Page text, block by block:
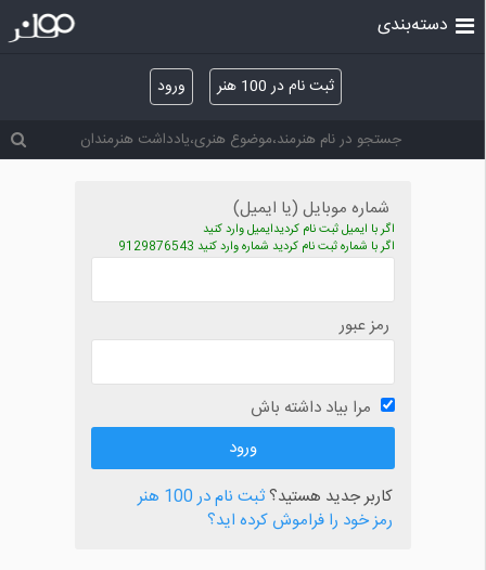
ثبت نام در 100 هنر ورود
دسته‌بندی
شماره موبایل (یا ایمیل)
اگر با ایمیل ثبت نام کردیدایمیل وارد کنید
اگر با شماره ثبت نام کردید شماره وارد کنید 9129876543
رمز عبور
مرا بیاد داشته باش
کاربر جدید هستید؟ثبت نام در 100 هنر
رمز خود را فراموش کرده اید؟